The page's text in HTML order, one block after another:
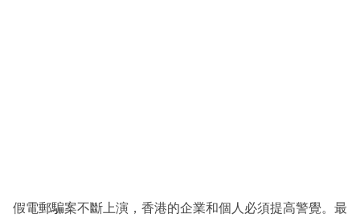
區
假電郵騙案不斷上演，香港的企業和個人必須提高警覺。最